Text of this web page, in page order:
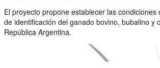
El proyecto propone establecer las condiciones
de identificación del ganado bovino, bubalino y
República Argentina.